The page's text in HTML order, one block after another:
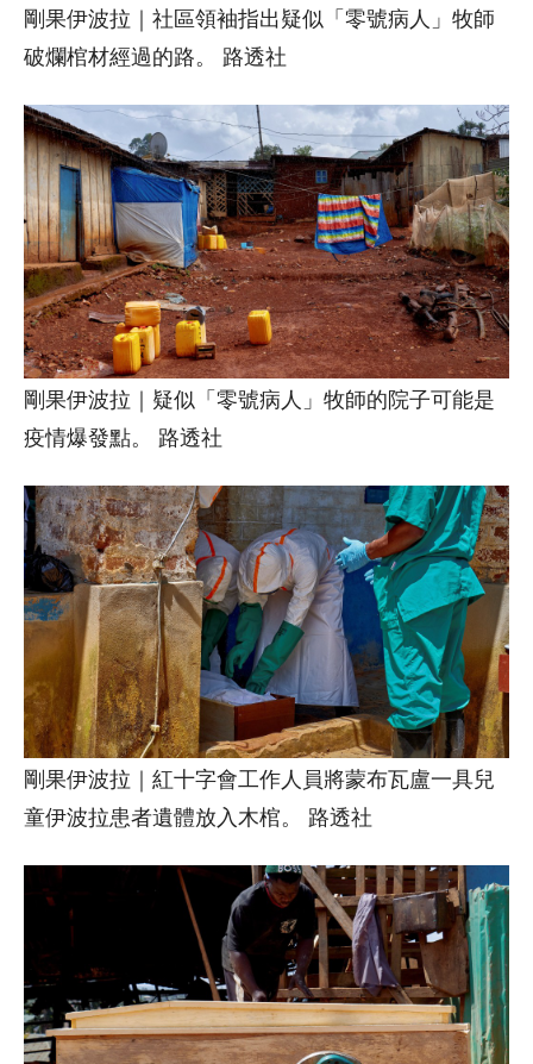
剛果伊波拉｜社區領袖指出疑似「零號病人」牧師
破爛棺材經過的路。 路透社
剛果伊波拉｜疑似「零號病人」牧師的院子可能是
疫情爆發點。 路透社
剛果伊波拉｜紅十字會工作人員將蒙布瓦盧一具兒
童伊波拉患者遺體放入木棺。 路透社